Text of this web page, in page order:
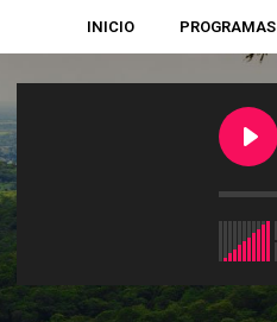
INICIO PROGRAMAS